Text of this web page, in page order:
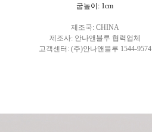
굽높이: 1cm
제조국: CHINA
제조사: 안나앤블루 협력업체
고객센터: (주)안나앤블루 1544-9574